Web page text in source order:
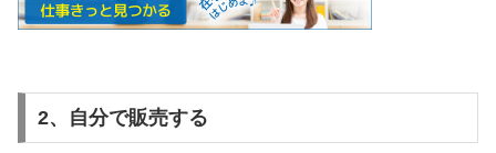
2、自分で販売する